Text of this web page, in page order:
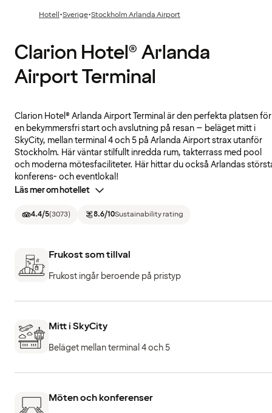
Hotell·Sverige·Stockholm Arlanda Airport
Clarion Hotel® Arlanda
Airport Terminal
Clarion Hotel® Arlanda Airport Terminal är den perfekta platsen för
en bekymmersfri start och avslutning på resan – beläget mitt i
SkyCity, mellan terminal 4 och 5 på Arlanda Airport strax utanför
Stockholm. Här väntar stilfullt inredda rum, takterrass med pool
och moderna mötesfaciliteter. Här hittar du också Arlandas
konferens- och eventlokal!
Läs mer om hotellet
4.4/5(3073) 8.6/10Sustainability rating
Frukost som tillval
Frukost ingår beroende på pristyp
Mitt i SkyCity
Beläget mellan terminal 4 och 5
Möten och konferenser